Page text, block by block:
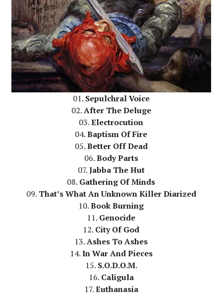
01. Sepulchral Voice
02.After The Deluge
03.Electrocution
04.Baptism Of Fire
05.Better Off Dead
06.Body Parts
07.Jabba The Hut
08. Gathering Of Minds
09. That’s What An Unknown Killer Diarized
10.Book Burning
11. Genocide
12. City Of God
13.Ashes To Ashes
14.In War And Pieces
15. S.O.D.O.M.
16. Caligula
17.Euthanasia